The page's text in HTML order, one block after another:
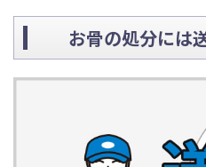
お骨の処分には